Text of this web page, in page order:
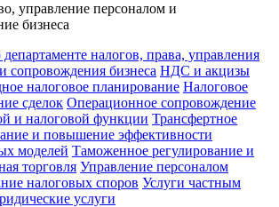
управление персоналом и
бизнеса
налогов, права, управления
сопровождения бизнеса НДС и акцизы
налоговое планирование Налоговое
сделок Операционное сопровождение
и налоговой функции Трансфертное
и повышение эффективности
моделей Таможенное регулирование и
торговля Управление персоналом
налоговых споров Услуги частным
услуги